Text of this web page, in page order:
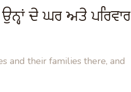
ਦੇ ਘਰ ਅਤੇ ਪਰਿਵਾਰ
and their families there, and